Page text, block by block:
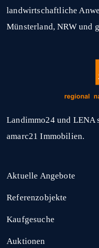
landwirtschaftliche
Münsterland, NRW und
Landimmo24 und LENA
amarc21 Immobilien.
Aktuelle Angebote
Referenzobjekte
Kaufgesuche
Auktionen